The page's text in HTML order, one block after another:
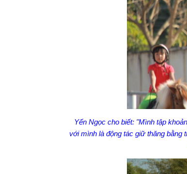
Yến Ngọc cho biết: "Mình tập
với mình là động tác giữ thăng bằng